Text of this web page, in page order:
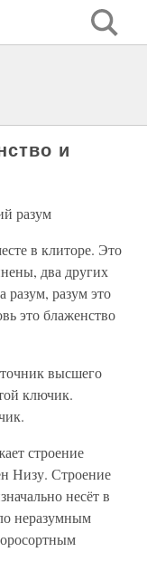
и
разум
в клиторе. Это
два других
разум, разум это
это блаженство
высшего
ключик.
строение
Низу. Строение
несёт в
неразумным